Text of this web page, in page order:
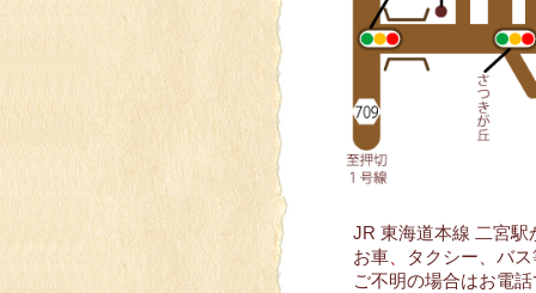
JR 東海道本線 二宮駅
お車、
タクシー、バ
ご不明の場合はお電